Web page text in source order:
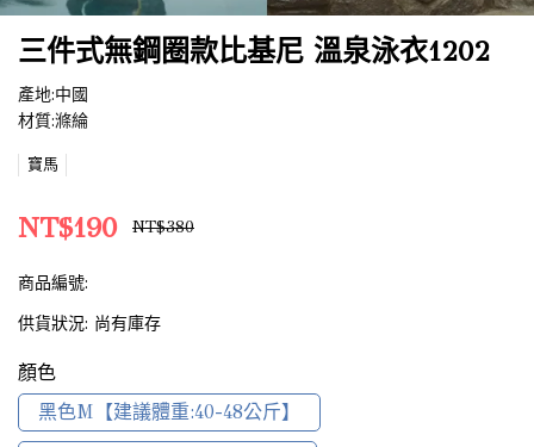
三件式無鋼圈款比基尼 溫泉泳衣1202
產地:中國
材質:滌綸
寶馬
NT$190 NT$380
商品編號:
供貨狀況: 尚有庫存
顏色
黑色M【建議體重:40-48公斤】